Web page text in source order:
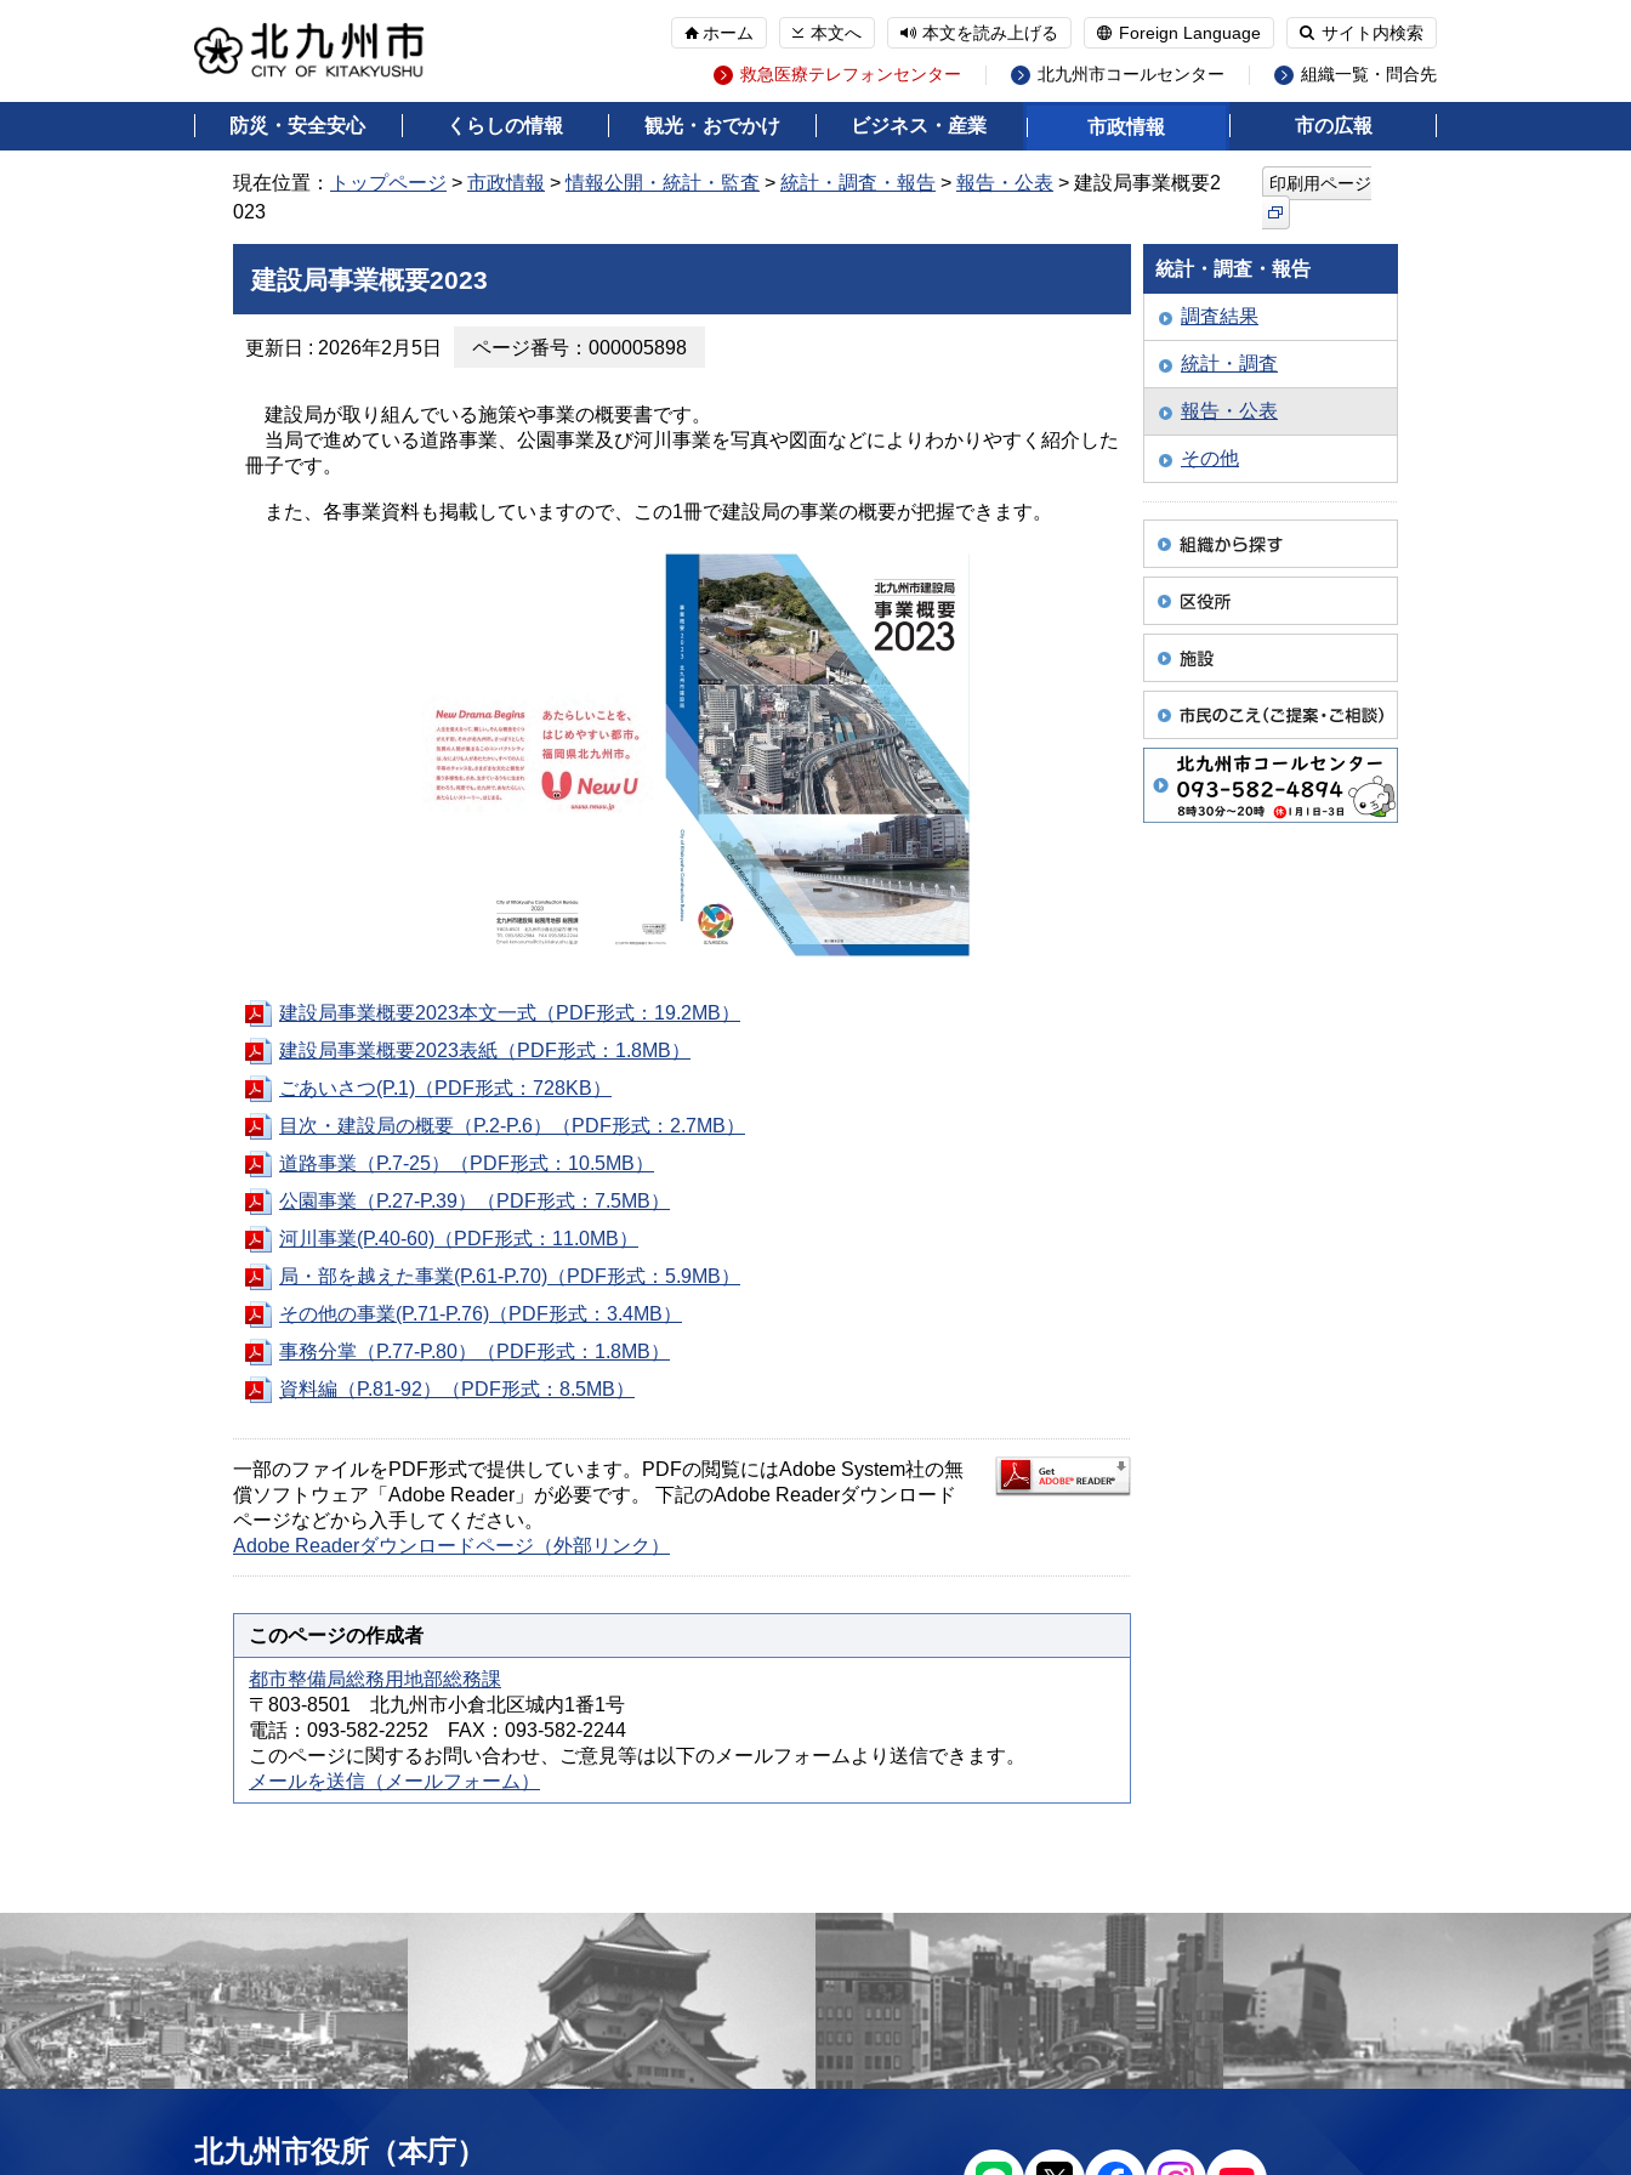
ホーム 本文へ 本文を読み上げる Foreign Language サイト内検索
救急医療テレフォンセンター 北九州市コールセンター 組織一覧・問合先
防災・安全安心 くらしの情報 観光・おでかけ ビジネス・産業 市政情報 市の広報
現在位置： トップページ > 市政情報 >情報公開・統計・監査 > 統計・調査・報告 > 報告・公表 > 建設局事業概要2
023
印刷用ページ
建設局事業概要2023
更新日 : 2026年2月5日 ページ番号：000005898
建設局が取り組んでいる施策や事業の概要書です。
当局で進めている道路事業、公園事業及び河川事業を写真や図面などによりわかりやすく紹介した
冊子です。
また、各事業資料も掲載していますので、この1冊で建設局の事業の概要が把握できます。
建設局事業概要2023本文一式（PDF形式：19.2MB）
建設局事業概要2023表紙（PDF形式：1.8MB）
ごあいさつ(P.1)（PDF形式：728KB）
目次・建設局の概要（P.2-P.6）（PDF形式：2.7MB）
道路事業（P.7-25）（PDF形式：10.5MB）
公園事業（P.27-P.39）（PDF形式：7.5MB）
河川事業(P.40-60)（PDF形式：11.0MB）
局・部を越えた事業(P.61-P.70)（PDF形式：5.9MB）
その他の事業(P.71-P.76)（PDF形式：3.4MB）
事務分掌（P.77-P.80）（PDF形式：1.8MB）
資料編（P.81-92）（PDF形式：8.5MB）
一部のファイルをPDF形式で提供しています。PDFの閲覧にはAdobe System社の無
償ソフトウェア「Adobe Reader」が必要です。 下記のAdobe Readerダウンロード
ページなどから入手してください。
Adobe Readerダウンロードページ（外部リンク）
このページの作成者
都市整備局総務用地部総務課
〒803-8501 北九州市小倉北区城内1番1号
電話：093-582-2252 FAX：093-582-2244
このページに関するお問い合わせ、ご意見等は以下のメールフォームより送信できます。
メールを送信（メールフォーム）
統計・調査・報告
調査結果
統計・調査
報告・公表
その他
北九州市役所（本庁）